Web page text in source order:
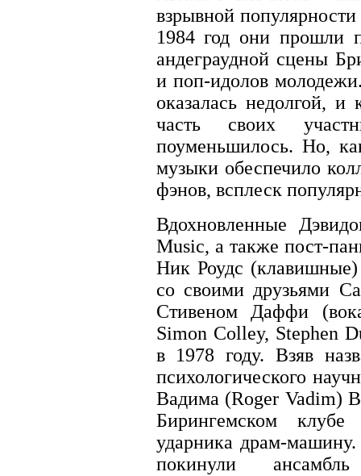
взрывной
1984 год они прошли
андеграудной сцены
и поп-идолов
оказалась недолгой, и
часть своих
поуменьшилось. Но,
музыки обеспечило
фэнов, всплеск
Вдохновленные
Music, а также пост-
Ник Роудс
со своими друзьями
Стивеном Даффи
Simon Colley, Stephen
в 1978 году. Взяв
психологического
Вадима (Roger Vadim)
Бирингемском клубе
ударника драм-
покинули